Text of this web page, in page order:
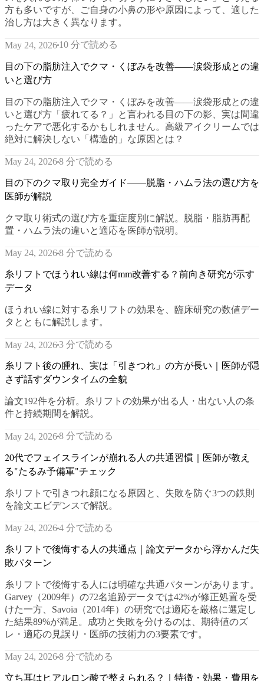
方も多いですが、ご自身の小鼻の形や原因によって、適した
治し方は大きく異なります。
May 24, 2026 10 分で読める
目の下の脂肪注入でクマ・くぼみを改善——涙袋形成との違
いと選び方
目の下の脂肪注入でクマ・くぼみを改善——涙袋形成との違
いと選び方「疲れてる？」と言われる目の下の影、実は間違
ったケアで悪化するかもしれません。高級アイクリームでは
絶対に解決しない「構造的」な原因とは？
May 24, 20268 分で読める
目の下のクマ取り完全ガイド——脱脂・ハムラ法の選び方を
医師が解説
クマ取り術式の選び方を重症度別に解説。脱脂・脂肪再配
置・ハムラ法の違いと適応を医師が説明。
May 24, 20268 分で読める
糸リフトでほうれい線は何mm改善する？前向き研究が示す
データ
ほうれい線に対する糸リフトの効果を、臨床研究の数値デー
タとともに解説します。
May 24, 20263 分で読める
糸リフト後の腫れ、実は「引きつれ」の方が長い｜医師が隠
さず話すダウンタイムの全貌
論文192件を分析。糸リフトの効果が出る人・出ない人の条
件と持続期間を解説。
May 24, 20268 分で読める
20代でフェイスラインが崩れる人の共通習慣｜医師が教え
る"たるみ予備軍"チェック
糸リフトで引きつれ顔になる原因と、失敗を防ぐ3つの鉄則
を論文エビデンスで解説。
May 24, 20264 分で読める
糸リフトで後悔する人の共通点｜論文データから浮かんだ失
敗パターン
糸リフトで後悔する人には明確な共通パターンがあります。
Garvey（2009年）の72名追跡データでは42%が修正処置を受
けた一方、Savoia（2014年）の研究では適応を厳格に選定し
た結果89%が満足。成功と失敗を分けるのは、期待値のズ
レ・適応の見誤り・医師の技術力の3要素です。
May 24, 20268 分で読める
立ち耳はヒアルロン酸で整えられる？｜特徴・効果・費用を